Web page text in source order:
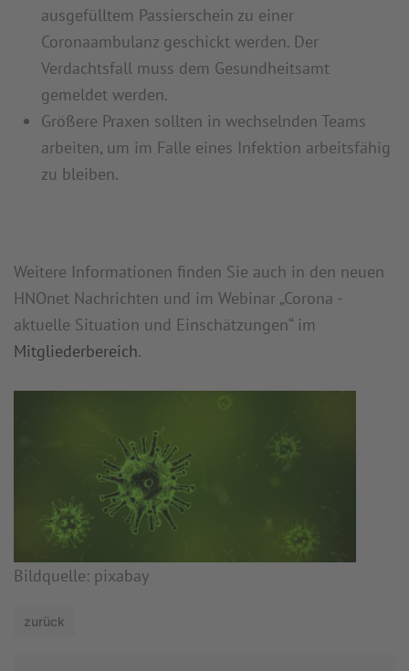
ausgefülltem Passierschein zu einer
Coronaambulanz geschickt werden. Der
Verdachtsfall muss dem Gesundheitsamt
gemeldet werden.
Größere Praxen sollten in wechselnden Teams
arbeiten, um im Falle eines Infektion arbeitsfähig
zu bleiben.
Weitere Informationen finden Sie auch in den neuen
HNOnet Nachrichten und im Webinar „Corona -
aktuelle Situation und Einschätzungen“ im
Mitgliederbereich.
Bildquelle: pixabay
zurück